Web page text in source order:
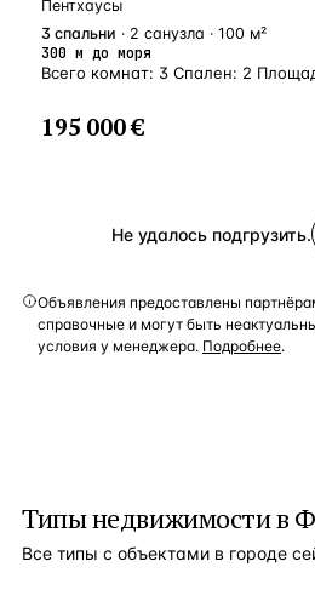
Пентхаусы
3 спальни · 2 санузла · 100 м²
300 м до моря
Всего комнат: 3 Спален: 2
195 000 €
Не удалось подгрузить.
Объявления предоставлены
справочные и могут быть
условия у менеджера. Подробнее.
Типы недвижимости в
Все типы с объектами в городе